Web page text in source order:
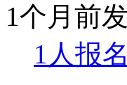
1个月前
1人报名